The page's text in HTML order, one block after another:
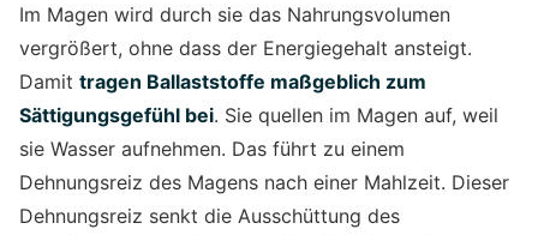
Im Magen wird durch sie das Nahrungsvolumen
vergrößert, ohne dass der Energiegehalt ansteigt.
Damit tragen Ballaststoffe maßgeblich zum
Sättigungsgefühl bei. Sie quellen im Magen auf, weil
sie Wasser aufnehmen. Das führt zu einem
Dehnungsreiz des Magens nach einer Mahlzeit. Dieser
Dehnungsreiz senkt die Ausschüttung des